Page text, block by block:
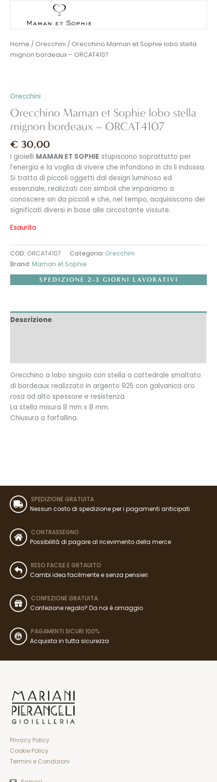
Home / Orecchini / Orecchino Maman et Sophie lobo stella
mignon bordeaux – ORCAT4107
Orecchini
Orecchino Maman et Sophie lobo stella
mignon bordeaux – ORCAT4107
€ 30,00
I gioielli MAMAN ET SOPHIE stupiscono soprattutto per
l’energia e la voglia di vivere che infondono in chi li indossa.
Si tratta di piccoli oggetti dal design luminoso ed
essenziale, realizzati con simboli che impariamo a
conoscere sin da piccoli e che, nel tempo, acquisiscono dei
significati diversi in base alle circostante vissute.
Esaurito
COD: ORCAT4107 Categoria: Orecchini
Brand:Maman et Sophie
SPEDIZIONE 2-3 GIORNI LAVORATIVI
Descrizione
Orecchino a lobo singolo con stella a cattedrale smaltato
di bordeaux realizzato in argento 925 con galvanica oro
rosa ad alto spessore e resistenza.
La stella misura 8 mm x 8 mm.
Chiusura a farfallina.
SPEDIZIONE GRATUITA
Nessun costo di spedizione per i pagamenti anticipati
CONTRASSEGNO
Possibilità di pagare al ricevimento della merce
RESO FACILE E GRTAUITO
Cambi idea facilmente e senza pensieri
CONFEZIONE GRATUITA
Confezione regalo? Da noi è omaggio
PAGAMENTI SICURI 100%
Acquista in tutta sicurezza
Privacy Policy
Cookie Policy
Termini e Condizioni